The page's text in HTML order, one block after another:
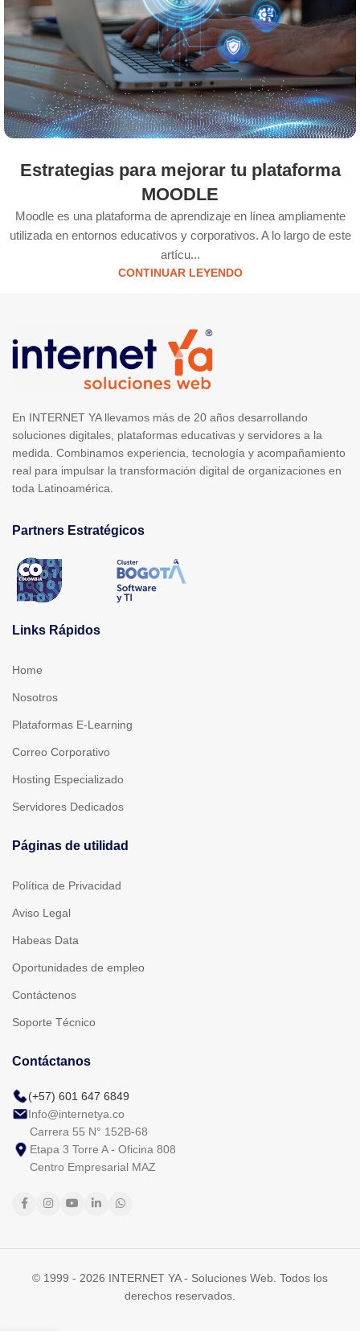
Estrategias para mejorar tu plataforma
MOODLE
Moodle es una plataforma de aprendizaje en línea ampliamente
utilizada en entornos educativos y corporativos. A lo largo de este
artícu...
CONTINUAR LEYENDO
En INTERNET YA llevamos más de 20 años desarrollando
soluciones digitales, plataformas educativas y servidores a la
medida. Combinamos experiencia, tecnología y acompañamiento
real para impulsar la transformación digital de organizaciones en
toda Latinoamérica.
Partners Estratégicos
Links Rápidos
Home
Nosotros
Plataformas E-Learning
Correo Corporativo
Hosting Especializado
Servidores Dedicados
Páginas de utilidad
Política de Privacidad
Aviso Legal
Habeas Data
Oportunidades de empleo
Contáctenos
Soporte Técnico
Contáctanos
(+57) 601 647 6849
Info@internetya.co
Carrera 55 N° 152B-68
Etapa 3 Torre A - Oficina 808
Centro Empresarial MAZ
© 1999 - 2026 INTERNET YA - Soluciones Web. Todos los
derechos reservados.